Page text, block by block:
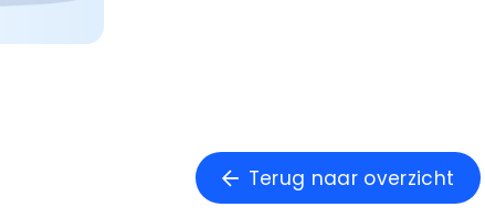
Terug naar overzicht